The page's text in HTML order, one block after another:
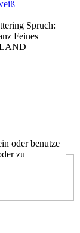
Spruch:
Feines
oder benutze
zu